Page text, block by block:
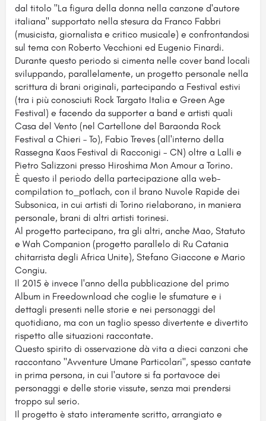
dal titolo "La figura della donna nella canzone d'autore
italiana" supportato nella stesura da Franco Fabbri
(musicista, giornalista e critico musicale) e confrontandosi
sul tema con Roberto Vecchioni ed Eugenio Finardi.
Durante questo periodo si cimenta nelle cover band locali
sviluppando, parallelamente, un progetto personale nella
scrittura di brani originali, partecipando a Festival estivi
(tra i più conosciuti Rock Targato Italia e Green Age
Festival) e facendo da supporter a band e artisti quali
Casa del Vento (nel Cartellone del Baraonda Rock
Festival a Chieri – To), Fabio Treves (all'interno della
Rassegna Kaos Festival di Racconigi - CN) oltre a Lalli e
Pietro Salizzoni presso Hiroshima Mon Amour a Torino.
È questo il periodo della partecipazione alla web-
compilation to_potlach, con il brano Nuvole Rapide dei
Subsonica, in cui artisti di Torino rielaborano, in maniera
personale, brani di altri artisti torinesi.
Al progetto partecipano, tra gli altri, anche Mao, Statuto
e Wah Companion (progetto parallelo di Ru Catania
chitarrista degli Africa Unite), Stefano Giaccone e Mario
Congiu.
Il 2015 è invece l'anno della pubblicazione del primo
Album in Freedownload che coglie le sfumature e i
dettagli presenti nelle storie e nei personaggi del
quotidiano, ma con un taglio spesso divertente e divertito
rispetto alle situazioni raccontate.
Questo spirito di osservazione dà vita a dieci canzoni che
raccontano "Avventure Umane Particolari", spesso cantate
in prima persona, in cui l'autore si fa portavoce dei
personaggi e delle storie vissute, senza mai prendersi
troppo sul serio.
Il progetto è stato interamente scritto, arrangiato e